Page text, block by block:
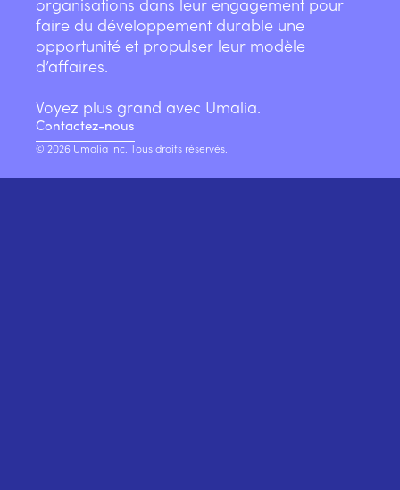
faire du développement durable une
opportunité et propulser leur modèle
d’affaires.
Voyez plus grand avec Umalia.
Contactez-nous
© 2026 Umalia Inc. Tous droits réservés.